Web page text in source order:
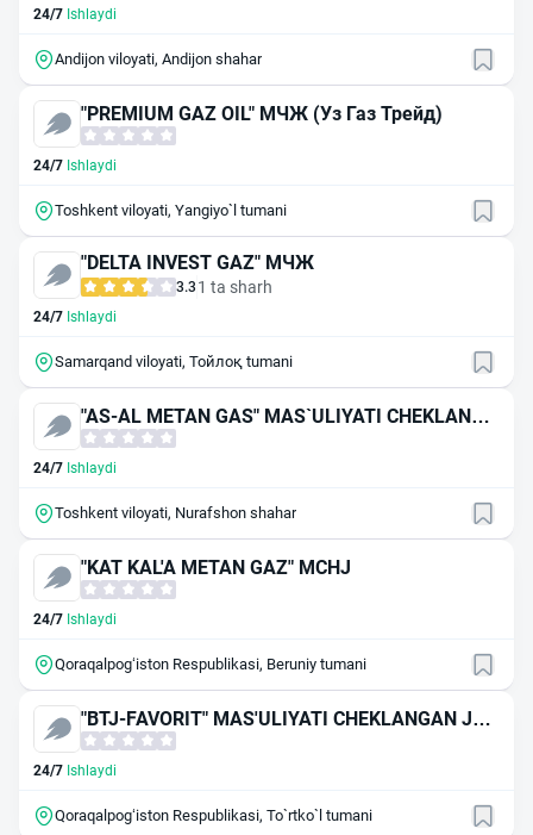
24/7 Ishlaydi
Andijon viloyati, Andijon shahar
"PREMIUM GAZ OIL" МЧЖ (Уз Газ Трейд)
24/7 Ishlaydi
Toshkent viloyati, Yangiyo`l tumani
"DELTA INVEST GAZ" МЧЖ
3.3 1 ta sharh
24/7 Ishlaydi
Samarqand viloyati, Тойлоқ tumani
"AS-AL METAN GAS" MAS`ULIYATI CHEKLANGA
N JAMIYAT
24/7 Ishlaydi
Toshkent viloyati, Nurafshon shahar
"KAT KAL'A METAN GAZ" MCHJ
24/7 Ishlaydi
Qoraqalpog‘iston Respublikasi, Beruniy tumani
"BTJ-FAVORIT" MAS'ULIYATI CHEKLANGAN JA
MIYAT
24/7 Ishlaydi
Qoraqalpog‘iston Respublikasi, To`rtko`l tumani